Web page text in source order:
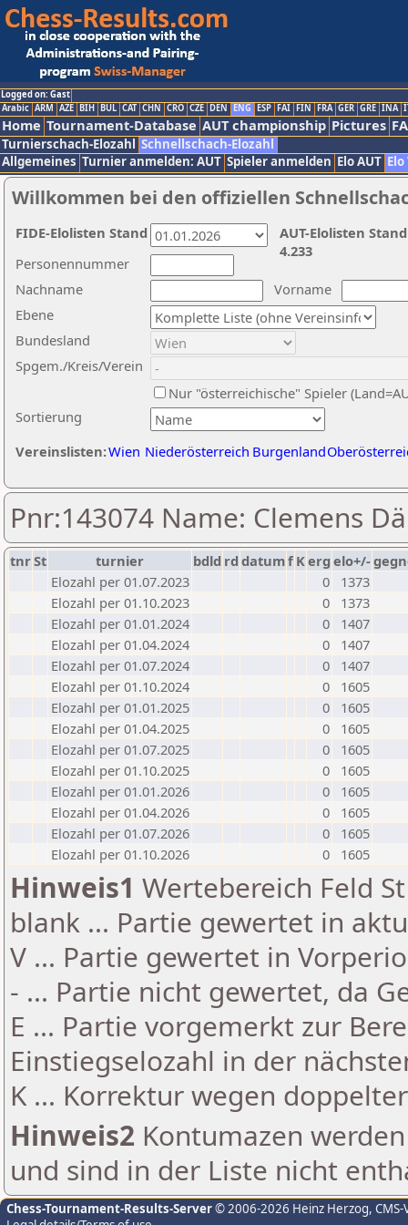
Logged on: Gast
Arabic ARM AZE BIH BUL CAT CHN CRO CZE DEN ENG ESP FAI FIN FRA GER GRE INA
Home Tournament-Database AUT championship Pictures
Turnierschach-Elozahl Schnellschach-Elozahl
Allgemeines Turnier anmelden: AUT Spieler anmelden Elo AUT
Willkommen bei den offiziellen
Nachname
Vorname
Ebene
Sortierung
Personennummer
Bundesland
Spgem./Kreis/Verein
Nur "österreichische" Spieler
Vereinslisten:Wien Niederösterreich Burgenland
AUT-Elolisten
4.233
FIDE-Elolisten Stand
Pnr:143074 Name: Clemens
tnrSt turnier bdld rd datumf Kerg elo+/-
Elozahl per 01.07.2023
0
1373
Elozahl per 01.10.2023
0
1373
Elozahl per 01.01.2024
0
1407
Elozahl per 01.04.2024
0
1407
Elozahl per 01.07.2024
0
1407
Elozahl per 01.10.2024
0
1605
Elozahl per 01.01.2025
0
1605
Elozahl per 01.04.2025
0
1605
Elozahl per 01.07.2025
0
1605
Elozahl per 01.10.2025
0
1605
Elozahl per 01.01.2026
0
1605
Elozahl per 01.04.2026
0
1605
Elozahl per 01.07.2026
0
1605
Elozahl per 01.10.2026
0 1605
Hinweis1 Wertebereich Feld
blank ... Partie gewertet in
V ... Partie gewertet in
- ... Partie nicht gewertet, da
E ... Partie vorgemerkt zur
Einstiegselozahl in der
K ... Korrektur wegen
Hinweis2 Kontumazen
und sind in der Liste nicht
Chess-Tournament-Results-Server© 2006-2026 Heinz Herzog,